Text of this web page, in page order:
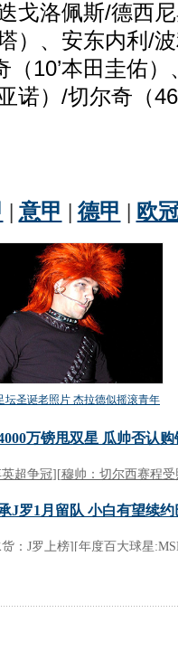
洛佩斯/德西尼
）、安东内利/
10’本田圭佑）
诺）/切尔奇（